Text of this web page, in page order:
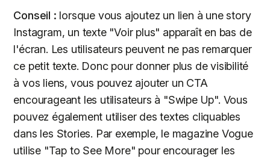
Conseil : lorsque vous ajoutez un lien à une story
Instagram, un texte "Voir plus" apparaît en bas de
l'écran. Les utilisateurs peuvent ne pas remarquer
ce petit texte. Donc pour donner plus de visibilité
à vos liens, vous pouvez ajouter un CTA
encourageant les utilisateurs à "Swipe Up". Vous
pouvez également utiliser des textes cliquables
dans les Stories. Par exemple, le magazine Vogue
utilise "Tap to See More" pour encourager les